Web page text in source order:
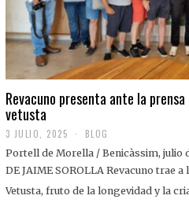
Revacuno presenta ante la
vetusta
3 JULIO, 2025
J
U
I
BLOG
Portell de Morella / Benicàssim, julio
DE JAIME SOROLLA Revacuno trae
Vetusta, fruto de la longevidad y la